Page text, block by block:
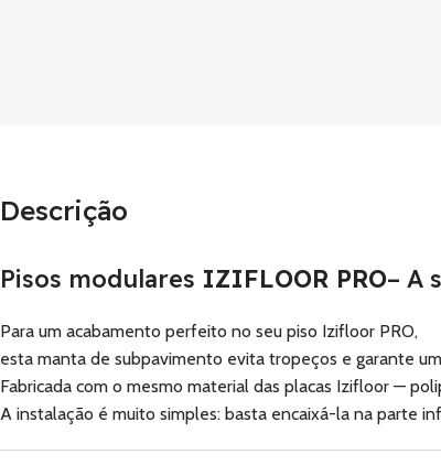
Descrição
Pisos modulares IZIFLOOR PRO– A
Para um acabamento perfeito no seu piso Izifloor PRO,
esta manta de subpavimento evita tropeços e garante
Fabricada com o mesmo material das placas Izifloor —
A instalação é muito simples: basta encaixá-la na parte